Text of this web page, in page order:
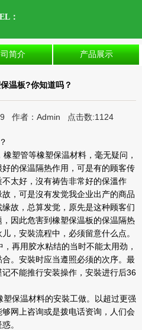
：
简介 产品展示
温板?你知道吗？
作者：Admin 点击数:1124
塑管等橡塑保温材料，毫无疑问，
的保温隔热作用，可是有的顾客传
太好，沒有祷告非常好的保溫作
，可是沒有发觉我企业出产的商品
故，总算发觉，原先是这种顾客们
因此危害到橡塑保温板的保温隔热
，安裝流程中，必须留意什么点。
再用胶水粘结的当时不能太用劲，
。安裝时应当遵照必须的次序。最
不能推行安装操作，安裝进行后36
保温材料的安裝工做。以超过更强
网上咨询或是拨电话资询，人们会
。